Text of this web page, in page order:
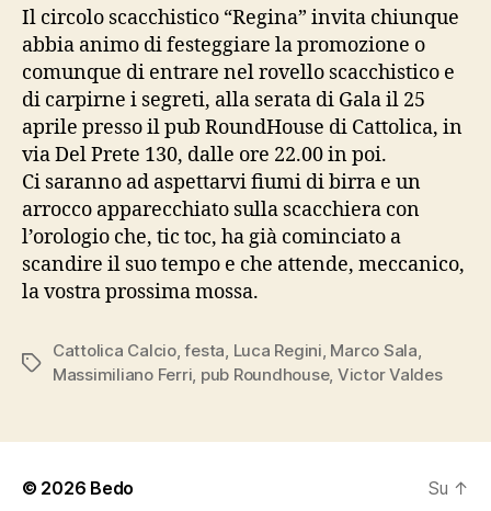
Il circolo scacchistico “Regina” invita chiunque
abbia animo di festeggiare la promozione o
comunque di entrare nel rovello scacchistico e
di carpirne i segreti, alla serata di Gala il 25
aprile presso il pub RoundHouse di Cattolica, in
via Del Prete 130, dalle ore 22.00 in poi.
Ci saranno ad aspettarvi fiumi di birra e un
arrocco apparecchiato sulla scacchiera con
l’orologio che, tic toc, ha già cominciato a
scandire il suo tempo e che attende, meccanico,
la vostra prossima mossa.
Tag
Cattolica Calcio,festa Luca Regini Marco Sala
Massimiliano Ferri pub Roundhouse, Victor Valdes
© 2026 Bedo Su ↑